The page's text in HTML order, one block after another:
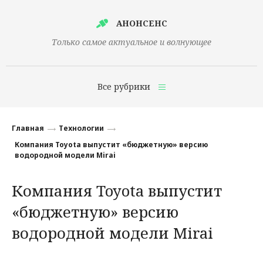
АНОНСЕНС
Только самое актуальное и волнующее
Все рубрики
Финансы
Наука
Культура
Общество
Главная
Технологии
Компания Toyota выпустит «бюджетную» версию
водородной модели Mirai
Компания Toyota выпустит
«бюджетную» версию
водородной модели Mirai